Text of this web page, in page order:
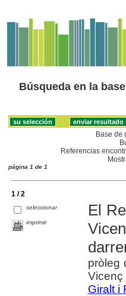
Búsqueda en la
Base de
Referencias
página 1 de 1
1 / 2
seleccionar
imprimir
El
pròleg
Vicenç
Giralt i